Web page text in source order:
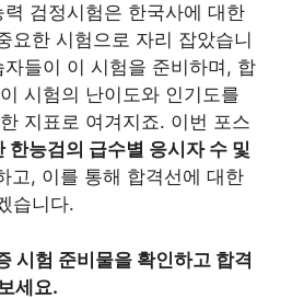
검정시험은 한국사에 대한
요한 시험으로 자리 잡았습니
들이 이 시험을 준비하며, 합
시험의 난이도와 인기도를
지표로 여겨지죠. 이번 포스
한능검의 급수별 응시자 수 및
고, 이를 통해 합격선에 대한
습니다.
시험 준비물을 확인하고 합격
세요.